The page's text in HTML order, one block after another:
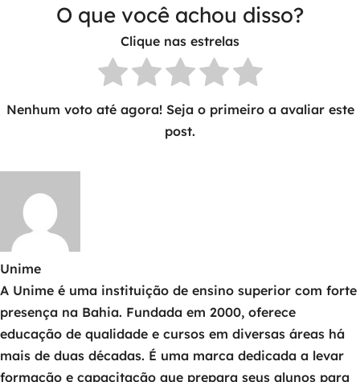
O que você achou disso?
Clique nas estrelas
Nenhum voto até agora! Seja o primeiro a avaliar este
post.
Unime
A Unime é uma instituição de ensino superior com forte
presença na Bahia. Fundada em 2000, oferece
educação de qualidade e cursos em diversas áreas há
mais de duas décadas. É uma marca dedicada a levar
formação e capacitação que prepara seus alunos para